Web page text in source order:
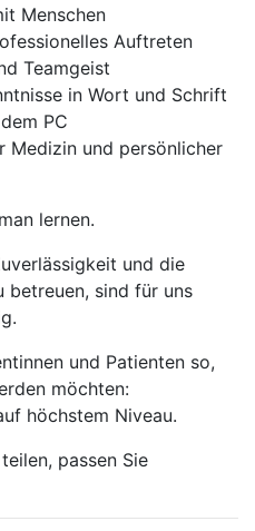
Menschen
Auftreten
Teamgeist
in Wort und Schrift
PC
Medizin und persönlicher
lernen.
und die
betreuen, sind für uns
und Patienten so,
möchten:
höchstem Niveau.
passen Sie